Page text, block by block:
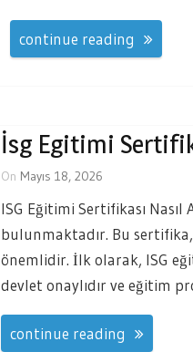
continue reading
İsg Egitimi
On Mayıs 18, 2026
ISG Eğitimi Sertifikası
bulunmaktadır. Bu
önemlidir. İlk olarak, ISG
devlet onaylıdır ve eğitim
continue reading